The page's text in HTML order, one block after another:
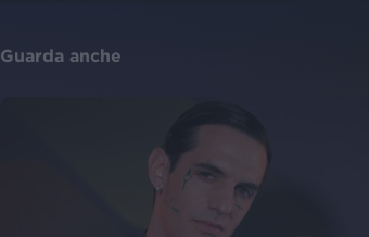
Guarda anche